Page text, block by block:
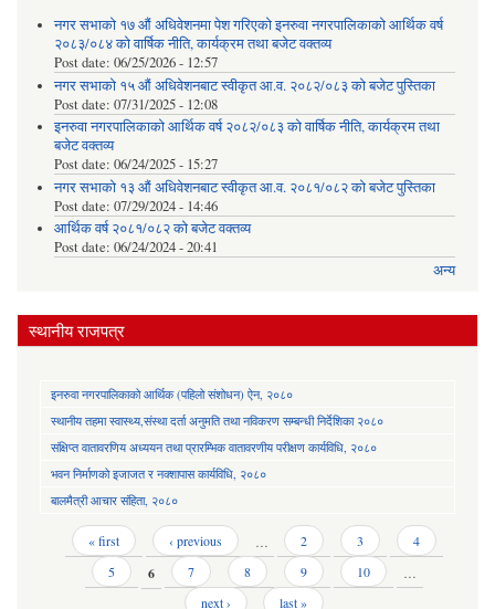
नगर सभाको १७ औं अधिवेशनमा पेश गरिएको इनरुवा नगरपालिकाको आर्थिक वर्ष
२०८३/०८४ को वार्षिक नीति, कार्यक्रम तथा बजेट वक्तव्य
Post date: 06/25/2026 - 12:57
नगर सभाको १५ औं अधिवेशनबाट स्वीकृत आ.व. २०८२/०८३ को बजेट पुस्तिका
Post date: 07/31/2025 - 12:08
इनरुवा नगरपालिकाको आर्थिक वर्ष २०८२/०८३ को वार्षिक नीति, कार्यक्रम तथा
बजेट वक्तव्य
Post date: 06/24/2025 - 15:27
नगर सभाको १३ औं अधिवेशनबाट स्वीकृत आ.व. २०८१/०८२ को बजेट पुस्तिका
Post date: 07/29/2024 - 14:46
आर्थिक वर्ष २०८१/०८२ को बजेट वक्तव्य
Post date: 06/24/2024 - 20:41
अन्य
स्थानीय राजपत्र
इनरुवा नगरपालिकाको आर्थिक (पहिलो संशोधन) ऐन, २०८०
स्थानीय तहमा स्वास्थ्य,संस्था दर्ता अनुमति तथा नविकरण सम्बन्धी निर्देशिका २०८०
संक्षिप्त वातावरणिय अध्ययन तथा प्रारम्भिक वातावरणीय परीक्षण कार्यविधि, २०८०
भवन निर्माणको इजाजत र नक्शापास कार्यविधि, २०८०
बालमैत्री आचार संहिता, २०८०
Pages « first ‹ previous … 2 3
4
5
6 7 8 9 10
…
next ›
last »